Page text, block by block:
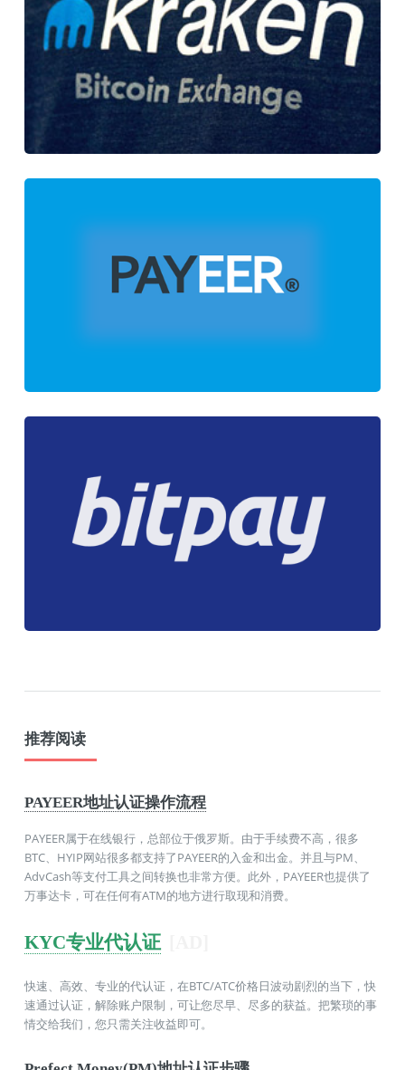
推荐阅读
PAYEER地址认证操作流程
PAYEER属于在线银行，总部位于俄罗斯。由于手续费不高，很多
BTC、HYIP网站很多都支持了PAYEER的入金和出金。并且与PM、
AdvCash等支付工具之间转换也非常方便。此外，PAYEER也提供了
万事达卡，可在任何有ATM的地方进行取现和消费。
KYC专业代认证
快速、高效、专业的代认证，在BTC/ATC价格日波动剧烈的当下，快
速通过认证，解除账户限制，可让您尽早、尽多的获益。把繁琐的事
情交给我们，您只需关注收益即可。